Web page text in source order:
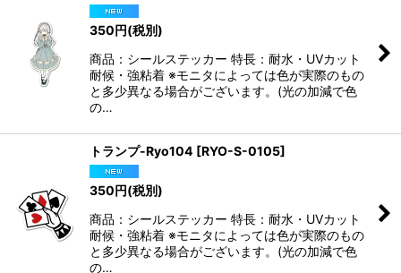
350円(税別)
商品：シールステッカー 特長：耐水・UVカット
耐候・強粘着 ※モニタによっては色が実際のもの
と多少異なる場合がございます。(光の加減で色
の…
トランプ-Ryo104 [RYO-S-0105]
350円(税別)
商品：シールステッカー 特長：耐水・UVカット
耐候・強粘着 ※モニタによっては色が実際のもの
と多少異なる場合がございます。(光の加減で色
の…